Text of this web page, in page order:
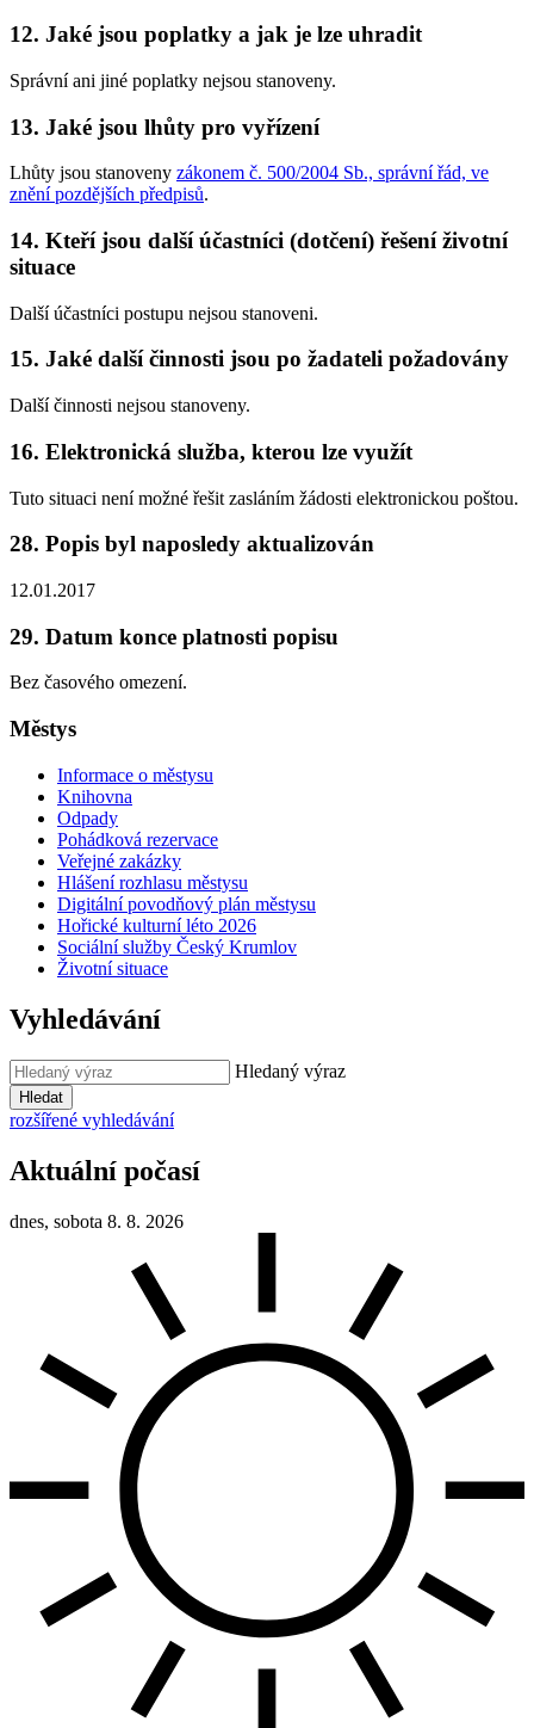
12. Jaké jsou poplatky a jak je lze uhradit
Správní ani jiné poplatky nejsou stanoveny.
13. Jaké jsou lhůty pro vyřízení
Lhůty jsou stanoveny zákonem č. 500/2004 Sb., správní řád, ve
znění pozdějších předpisů.
14. Kteří jsou další účastníci (dotčení) řešení životní
situace
Další účastníci postupu nejsou stanoveni.
15. Jaké další činnosti jsou po žadateli požadovány
Další činnosti nejsou stanoveny.
16. Elektronická služba, kterou lze využít
Tuto situaci není možné řešit zasláním žádosti elektronickou poštou.
28. Popis byl naposledy aktualizován
12.01.2017
29. Datum konce platnosti popisu
Bez časového omezení.
Městys
Informace o městysu
Knihovna
Odpady
Pohádková rezervace
Veřejné zakázky
Hlášení rozhlasu městysu
Digitální povodňový plán městysu
Hořické kulturní léto 2026
Sociální služby Český Krumlov
Životní situace
Vyhledávání
Hledaný výraz
Hledat
rozšířené vyhledávání
Aktuální počasí
dnes, sobota 8. 8. 2026